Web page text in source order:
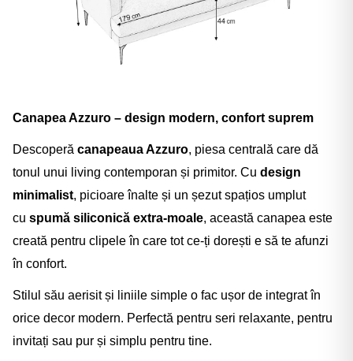
Canapea Azzuro – design modern, confort suprem
Descoperă canapeaua Azzuro, piesa centrală care dă
tonul unui living contemporan și primitor. Cu design
minimalist, picioare înalte și un șezut spațios umplut
cu spumă siliconică extra-moale, această canapea este
creată pentru clipele în care tot ce-ți dorești e să te afunzi
în confort.
Stilul său aerisit și liniile simple o fac ușor de integrat în
orice decor modern. Perfectă pentru seri relaxante, pentru
invitați sau pur și simplu pentru tine.